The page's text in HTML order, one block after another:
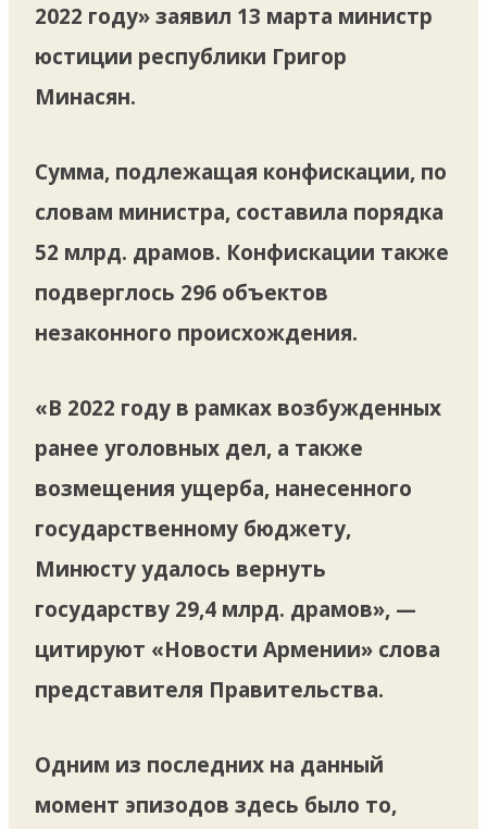
2022 году» заявил 13 марта министр
юстиции республики Григор
Минасян.
Сумма, подлежащая конфискации, по
словам министра, составила порядка
52 млрд. драмов. Конфискации также
подверглось 296 объектов
незаконного происхождения.
«В 2022 году в рамках возбужденных
ранее уголовных дел, а также
возмещения ущерба, нанесенного
государственному бюджету,
Минюсту удалось вернуть
государству 29,4 млрд. драмов», —
цитируют «Новости Армении» слова
представителя Правительства.
Одним из последних на данный
момент эпизодов здесь было то,